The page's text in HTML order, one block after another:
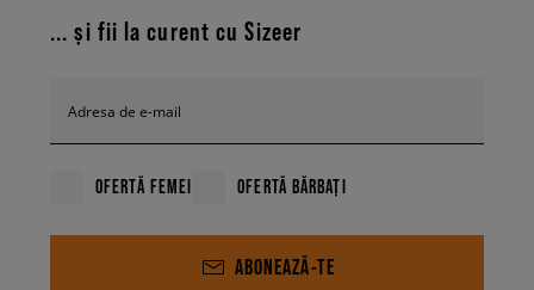
... și fii la curent cu Sizeer
Adresa de e-mail
OFERTĂ FEMEI OFERTĂ BĂRBAȚI
ABONEAZĂ-TE